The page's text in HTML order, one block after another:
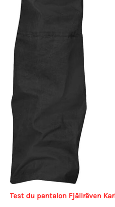
Test du pantalon Fjällräven